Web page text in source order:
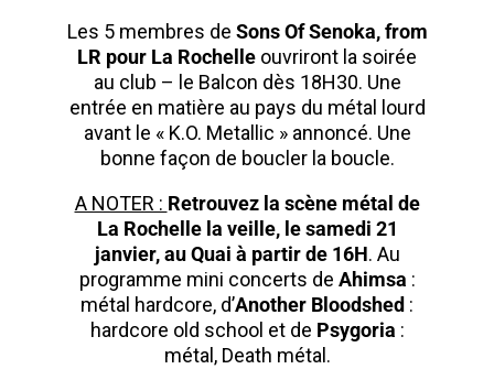
Les 5 membres de Sons Of Senoka, from
LR pour La Rochelle ouvriront la soirée
au club – le Balcon dès 18H30. Une
entrée en matière au pays du métal lourd
avant le « K.O. Metallic » annoncé. Une
bonne façon de boucler la boucle.
A NOTER : Retrouvez la scène métal de
La Rochelle la veille, le samedi 21
janvier, au Quai à partir de 16H. Au
programme mini concerts de Ahimsa :
métal hardcore, d’Another Bloodshed :
hardcore old school et de Psygoria :
métal, Death métal.